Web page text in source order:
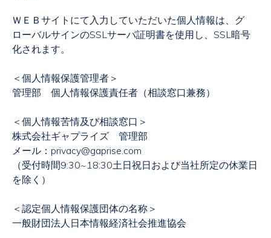
ＷＥＢサイトにて入力していただいた個人情報は、グ
ローバルサインのSSLサーバ証明書を使用し、 SSL暗号
化されます。
＜個人情報保護管理者＞
管理部 個人情報保護責任者（相談窓口兼務）
＜個人情報苦情及び相談窓口＞
株式会社ギャプライズ 管理部
メール： privacy@gaprise.com
（受付時間9:30~18:30土日祝日および当社所定の休業日
を除く）
＜認定個人情報保護団体の名称＞
一般財団法人日本情報経済社会推進協会